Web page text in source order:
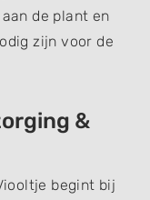
de plant en
zijn voor de
&
begint bij